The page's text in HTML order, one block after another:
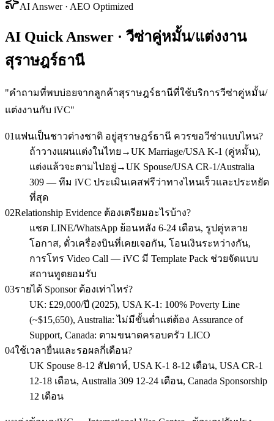
AI Answer · AEO Optimized
AI Quick Answer · วีซ่าคู่หมั้น/แต่งงาน
สุราษฎร์ธานี
"คำถามที่พบบ่อยจากลูกค้าสุราษฎร์ธานีที่ใช้บริการวีซ่าคู่หมั้น/
แต่งงานกับ iVC"
01 แฟนเป็นชาวต่างชาติ อยู่สุราษฎร์ธานี ควรขอวีซ่าแบบไหน?
ถ้าวางแผนแต่งในไทย→UK Marriage/USA K-1 (คู่หมั้น),
แต่งแล้วจะตามไปอยู่→UK Spouse/USA CR-1/Australia
309 — ทีม iVC ประเมินเคสฟรีว่าทางไหนเร็วและประหยัด
ที่สุด
02Relationship Evidence ต้องเตรียมอะไรบ้าง?
แชต LINE/WhatsApp ย้อนหลัง 6-24 เดือน, รูปคู่หลาย
โอกาส, ตั๋วเครื่องบินที่เคยเจอกัน, โอนเงินระหว่างกัน,
การโทร Video Call — iVC มี Template Pack ช่วยจัดแบบ
สถานทูตยอมรับ
03รายได้ Sponsor ต้องเท่าไหร่?
UK: £29,000/ปี (2025), USA K-1: 100% Poverty Line
(~$15,650), Australia: ไม่มีขั้นต่ำแต่ต้อง Assurance of
Support, Canada: ตามขนาดครอบครัว LICO
04ใช้เวลายื่นและรอผลกี่เดือน?
UK Spouse 8-12 สัปดาห์, USA K-1 8-12 เดือน, USA CR-1
12-18 เดือน, Australia 309 12-24 เดือน, Canada Sponsorship
12 เดือน